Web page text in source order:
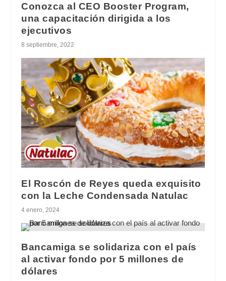
Conozca al CEO Booster Program,
una capacitación dirigida a los
ejecutivos
8 septiembre, 2022
El Roscón de Reyes queda exquisito
con la Leche Condensada Natulac
4 enero, 2024
Bancamiga se solidariza con el país
al activar fondo por 5 millones de
dólares